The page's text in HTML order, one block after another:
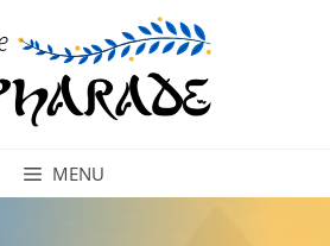
MENU